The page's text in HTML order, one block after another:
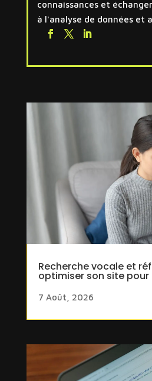
connaissances et
à l'analyse de données et
Recherche vocale et
optimiser son site pour
7 Août, 2026